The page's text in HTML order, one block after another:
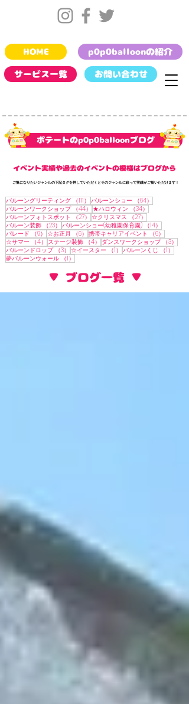
お問い合わせ
HOME
サービス一覧
p0p0balloonの紹介
​ポテートのp0p0balloonブログ
​イベント実績や過去のイベントの模様はブログから
​ご覧になりたいジャンルの下記タグを押していただくとそのジャンルに絞って実績がご覧いただけます !
バルーングリーティング （111） 111件の記事
バルーンショー （64） 64件の記事
バルーンワークショップ （44） 44件の記事
★ハロウィン （34） 34件の記事
バルーンフォトスポット
（27） 27件の記事
☆クリスマス （27） 27件の記事
バルーン装飾 （23） 23件の記事
バルーンショー(幼稚園保育園) （14） 14件の記事
パレード
（9） 9件の記事
☆お正月 （6） 6件の記事
携帯キャリアイベント （6） 6件の記事
☆サマー
（4） 4件の記事
ステージ装飾 （4） 4件の記事
ダンスワークショップ （3） 3件
バルーンドロップ （3） 3件の記事
☆イースター （1） 1件の記事
バルーンくじ （1） 1件の
夢バルーンウォール （1） 1件の記事
​▼ ブログ一覧 ▼